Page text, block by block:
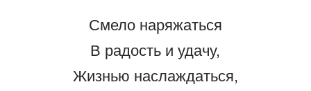
Смело наряжаться
В радость и удачу,
Жизнью наслаждаться,